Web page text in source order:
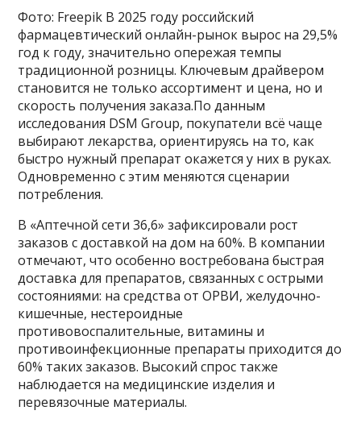
Фото: Freepik В 2025 году российский
фармацевтический онлайн-рынок вырос на 29,5%
год к году, значительно опережая темпы
традиционной розницы. Ключевым драйвером
становится не только ассортимент и цена, но и
скорость получения заказа.По данным
исследования DSM Group, покупатели всё чаще
выбирают лекарства, ориентируясь на то, как
быстро нужный препарат окажется у них в руках.
Одновременно с этим меняются сценарии
потребления.
В «Аптечной сети 36,6» зафиксировали рост
заказов с доставкой на дом на 60%. В компании
отмечают, что особенно востребована быстрая
доставка для препаратов, связанных с острыми
состояниями: на средства от ОРВИ, желудочно-
кишечные, нестероидные
противовоспалительные, витамины и
противоинфекционные препараты приходится до
60% таких заказов. Высокий спрос также
наблюдается на медицинские изделия и
перевязочные материалы.